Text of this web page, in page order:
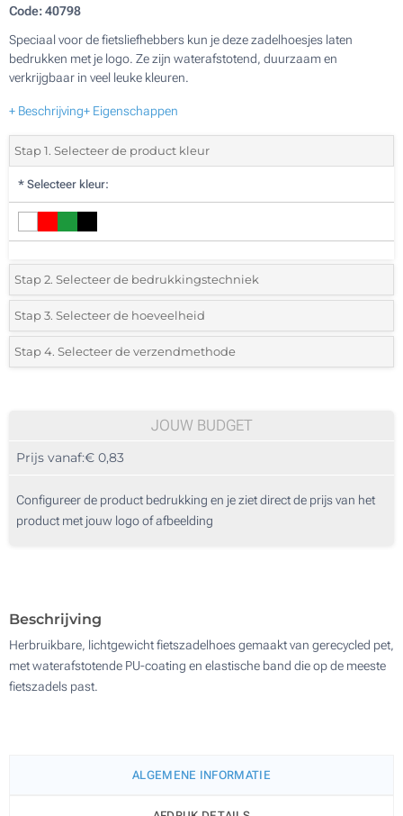
Code:40798
Speciaal voor de fietsliefhebbers kun je deze zadelhoesjes laten
bedrukken met je logo. Ze zijn waterafstotend, duurzaam en
verkrijgbaar in veel leuke kleuren.
+ Beschrijving+ Eigenschappen
Stap 1. Selecteer de product kleur
* Selecteer kleur:
Stap 2. Selecteer de bedrukkingstechniek
*Selecteer de bedrukking en kleuren van het logo:
1 Kleur (Enkelzijdig)
Stap 3. Selecteer de hoeveelheid
*Selecteer uit de lijst of voeg het gewenste aantal in
50
250
Stap 4. Selecteer de verzendmethode
JOUW BUDGET
Prijs vanaf:€ 0,83
Configureer de product bedrukking en je ziet direct de prijs van het
product met jouw logo of afbeelding
Beschrijving
Herbruikbare, lichtgewicht fietszadelhoes gemaakt van gerecycled pet,
met waterafstotende PU-coating en elastische band die op de meeste
fietszadels past.
ALGEMENE INFORMATIE